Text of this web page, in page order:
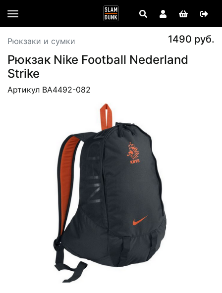
Рюкзаки и сумки 1490 руб.
Рюкзак Nike Football Nederland
Strike
Артикул BA4492-082